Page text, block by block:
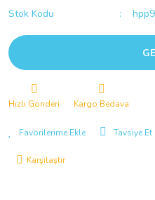
Stok Kodu
Hızlı Gönderi Kargo Bedava
Tavsiye Et
Karşılaştır